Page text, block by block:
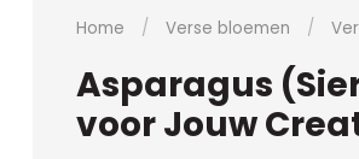
Home / Verse bloemen /
Asparagus
voor Jouw